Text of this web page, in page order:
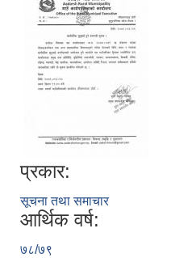
प्रकार:
सूचना तथा समाचार
आर्थिक वर्ष:
७८/७९